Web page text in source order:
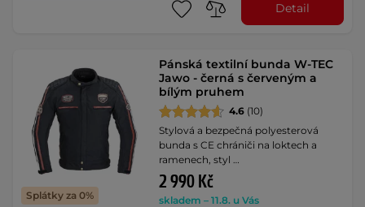
Detail
Splátky za 0%
Pánská textilní bunda W-TEC
Jawo - černá s červeným a
bílým pruhem
4.6 (10)
Stylová a bezpečná polyesterová
bunda s CE chrániči na loktech a
ramenech, styl …
2 990 Kč
skladem – 11.8. u Vás